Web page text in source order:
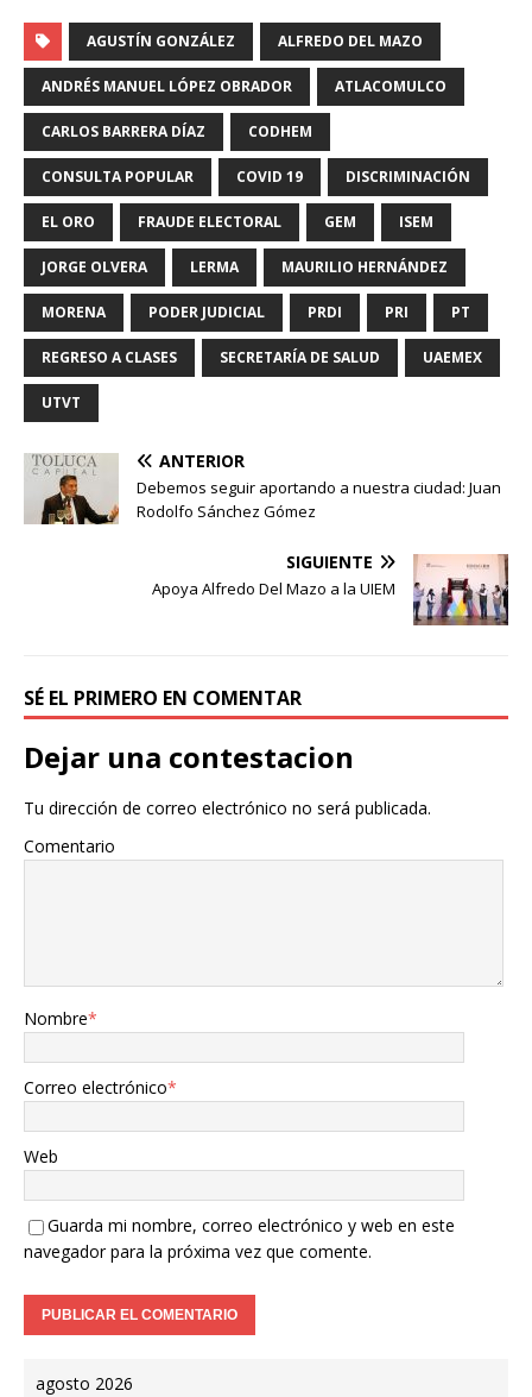
AGUSTÍN GONZÁLEZ ALFREDO DEL MAZO
ANDRÉS MANUEL LÓPEZ OBRADOR ATLACOMULCO
CARLOS BARRERA DÍAZ CODHEM
CONSULTA POPULAR COVID 19 DISCRIMINACIÓN
EL ORO FRAUDE ELECTORAL GEM ISEM
JORGE OLVERA LERMA MAURILIO HERNÁNDEZ
MORENA PODER JUDICIAL PRDI PRI PT
REGRESO A CLASES SECRETARÍA DE SALUD UAEMEX
UTVT
ANTERIOR
Debemos seguir aportando a nuestra ciudad: Juan
Rodolfo Sánchez Gómez
SIGUIENTE
Apoya Alfredo Del Mazo a la UIEM
SÉ EL PRIMERO EN COMENTAR
Dejar una contestacion
Tu dirección de correo electrónico no será publicada.
Comentario
Nombre*
Correo electrónico*
Web
Guarda mi nombre, correo electrónico y web en este
navegador para la próxima vez que comente.
agosto 2026